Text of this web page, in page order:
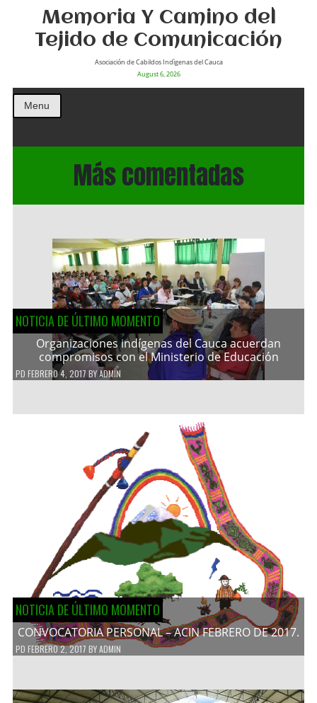
Memoria Y Camino del
Tejido de Comunicación
Asociación de Cabildos Indìgenas del Cauca
August 6, 2026
Menu
Más comentadas
NOTICIA DE ÚLTIMO MOMENTO
Organizaciones indígenas del Cauca acuerdan
compromisos con el Ministerio de Educación
PD FEBRERO 4, 2017 BYADMIN
NOTICIA DE ÚLTIMO MOMENTO
CONVOCATORIA PERSONAL – ACIN FEBRERO DE 2017.
PD FEBRERO 2, 2017 BYADMIN